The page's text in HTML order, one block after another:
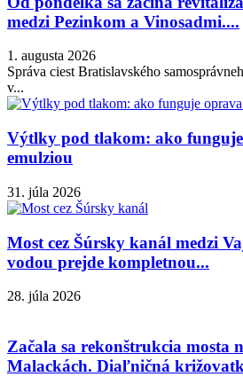
medzi Pezinkom a Vinosadmi....
1. augusta 2026
Správa ciest Bratislavského
v...
Výtlky pod tlakom: ako
emulziou
31. júla 2026
Most cez Šúrsky kanál medzi
vodou prejde kompletnou...
28. júla 2026
Začala sa rekonštrukcia mosta
Malackách. Diaľničná